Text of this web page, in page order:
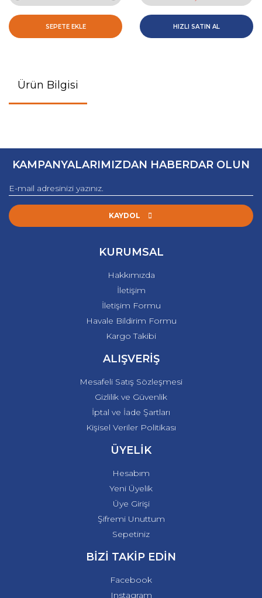
SEPETE EKLE HIZLI SATIN AL
Ürün Bilgisi
KAMPANYALARIMIZDAN HABERDAR OLUN
KAYDOL
KURUMSAL
Hakkımızda
İletişim
İletişim Formu
Havale Bildirim Formu
Kargo Takibi
ALIŞVERİŞ
Mesafeli Satış Sözleşmesi
Gizlilik ve Güvenlik
İptal ve İade Şartları
Kişisel Veriler Politikası
ÜYELİK
Hesabım
Yeni Üyelik
Üye Girişi
Şifremi Unuttum
Sepetiniz
BİZİ TAKİP EDİN
Facebook
Instagram